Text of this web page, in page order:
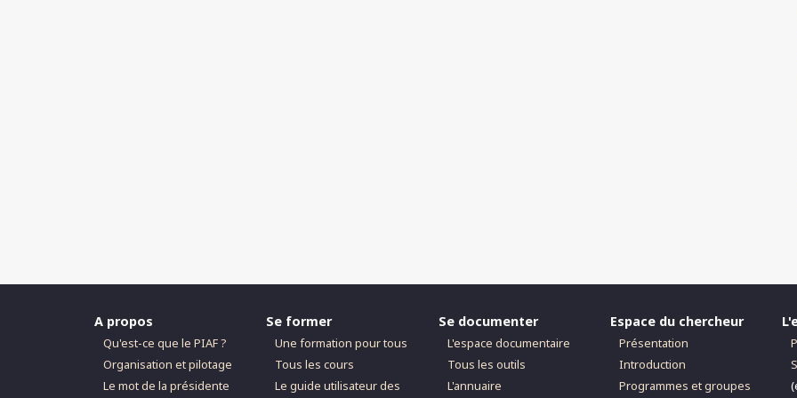
A propos
Qu'est-ce que le PIAF ?
Organisation et pilotage
Le mot de la présidente
Se former
Une formation pour tous
Tous les cours
Le guide utilisateur des
Se documenter
L'espace documentaire
Tous les outils
L'annuaire
Espace du chercheur
Présentation
Introduction
Programmes et groupes